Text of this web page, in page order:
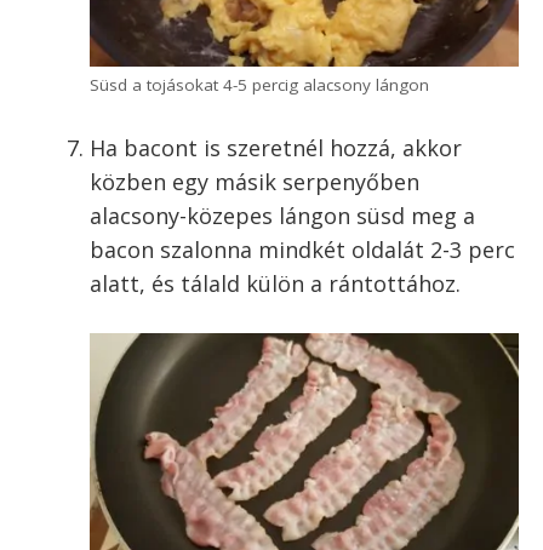
Öntsd a tojásokat a serpenyőbe
Alacsony lángon, kb. 4-5 perc alatt
készül el. Ritkán, egy percenként
kevergesd. Így lesz a szalonnás rántotta
könnyű, finom. További tippekért nézd
meg atojásrántotta receptemet.